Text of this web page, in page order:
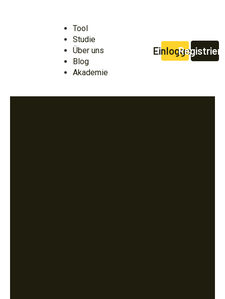
Tool
Studie
Über uns
Blog
Akademie
Einloggen